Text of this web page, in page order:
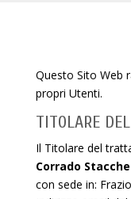
Questo Sito Web
propri Utenti.
TITOLARE
Il Titolare del
Corrado
con sede in: